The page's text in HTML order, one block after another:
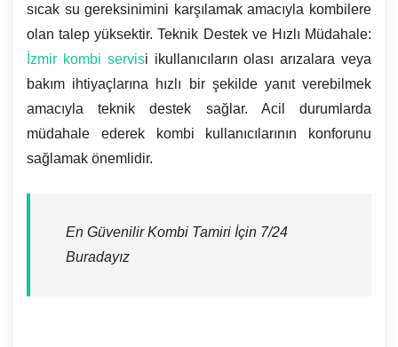
sıcak su gereksinimini karşılamak amacıyla kombilere
olan talep yüksektir. Teknik Destek ve Hızlı Müdahale:
İzmir kombi servisi ikullanıcıların olası arızalara veya
bakım ihtiyaçlarına hızlı bir şekilde yanıt verebilmek
amacıyla teknik destek sağlar. Acil durumlarda
müdahale ederek kombi kullanıcılarının konforunu
sağlamak önemlidir.
En Güvenilir Kombi Tamiri İçin 7/24
Buradayız